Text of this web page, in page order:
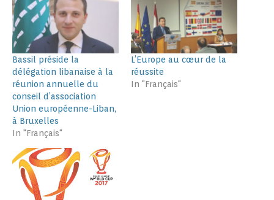
Bassil préside la
délégation libanaise à la
réunion annuelle du
conseil d’association
Union européenne-Liban,
à Bruxelles
In "Français"
L’Europe au cœur de la
réussite
In "Français"